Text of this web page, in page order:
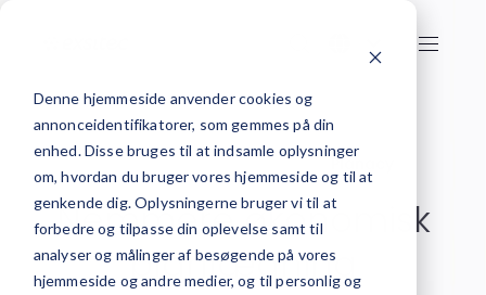
Denne hjemmeside anvender cookies og
annonceidentifikatorer, som gemmes på din
enhed. Disse bruges til at indsamle oplysninger
om, hvordan du bruger vores hjemmeside og til at
genkende dig. Oplysningerne bruger vi til at
forbedre og tilpasse din oplevelse samt til
analyser og målinger af besøgende på vores
hjemmeside og andre medier, og til personlig og
Forside Budget & Prognose Planacy
Nemmere økonomisk
planlægning